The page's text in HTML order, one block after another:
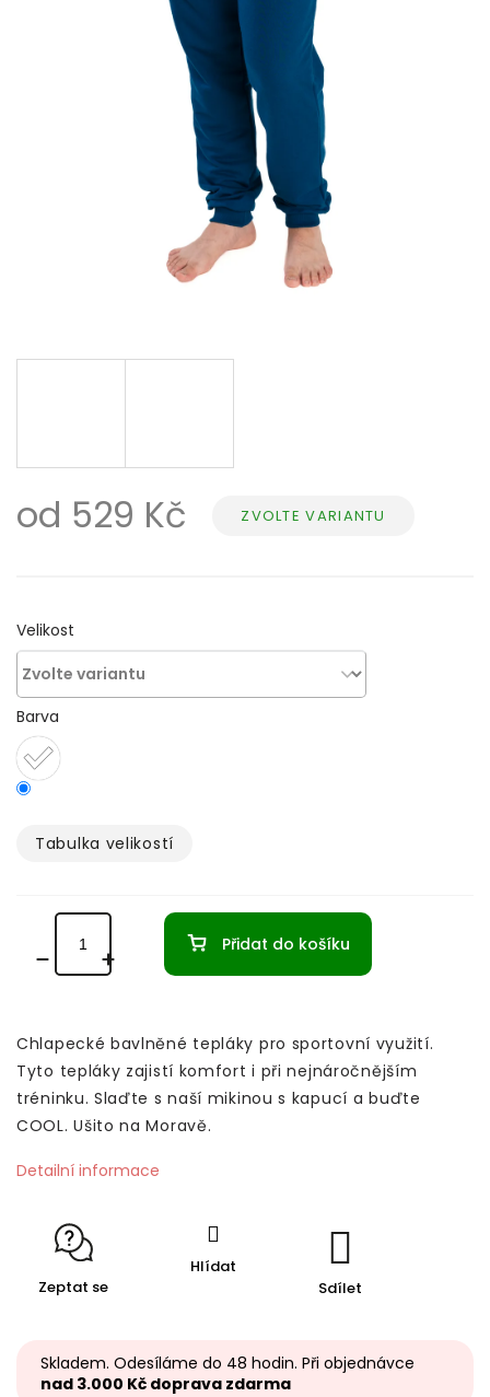
od 529 Kč Měrná
ZVOLTE VARIANTU
Velikost
Barva
Tabulka velikostí­
Přidat do košíku
Chlapecké bavlněné tepláky pro sportovní využití.
Tyto tepláky zajistí komfort i při nejnáročnějším
tréninku. Slaďte s naší mikinou s kapucí a buďte
COOL. Ušito na Moravě.
Detailní informace
Zeptat se
Hlídat
Sdílet
Skladem. Odesíláme do 48 hodin. Při objednávce
nad 3.000 Kč doprava zdarma